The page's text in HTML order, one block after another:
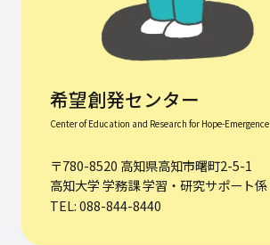
希望創発センター
Center of Education and Research for Hope-Emergence
〒780-8520 高知県高知市曙町2-5-1
高知大学 学務課 学習・研究サポート係
TEL: 088-844-8440